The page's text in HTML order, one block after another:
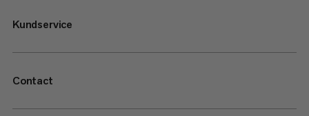
Kundservice
Contact